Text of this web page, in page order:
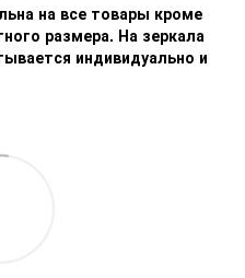
на все товары кроме
размера. На зеркала
индивидуально и